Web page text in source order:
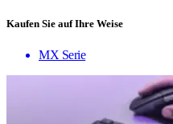
Kaufen Sie auf Ihre Weise
MX Serie